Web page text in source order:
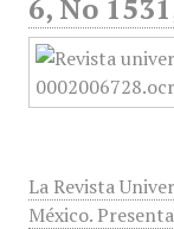
6, No
La Revista
México.